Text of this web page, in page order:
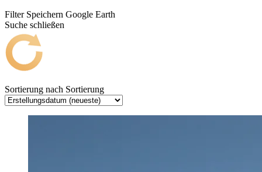
Filter Speichern Google Earth
Suche schließen
Sortierung nach Sortierung